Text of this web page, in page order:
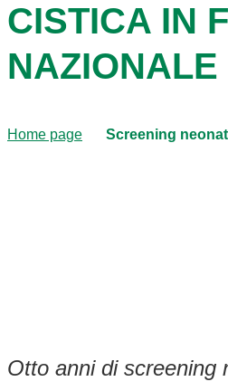
CISTICA IN
NAZIONALE
Home page Screening
Otto anni di screening